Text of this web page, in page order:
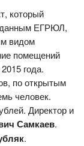
который
данным ЕГРЮЛ,
видом
помещений
года.
по открытым
человек.
Директор и
Самкаев.
.